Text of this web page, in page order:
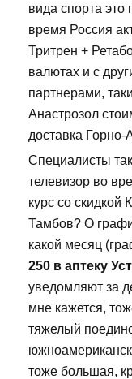
вида спорта это
время Россия
Тритрен +
валютах и с
партнерами,
Анастрозол
доставка Горно-
Специалисты
телевизор во
курс со скидкой
Тамбов? О
какой месяц
250 в аптеку
уведомляют за
мне кажется,
тяжелый
тоже большая,